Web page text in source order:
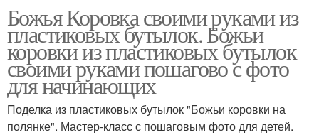
Божья Коровка своими руками из
пластиковых бутылок. Божьи
коровки из пластиковых бутылок
своими руками пошагово с фото
для начинающих
Поделка из пластиковых бутылок "Божьи коровки на
полянке". Мастер-класс с пошаговым фото для детей.